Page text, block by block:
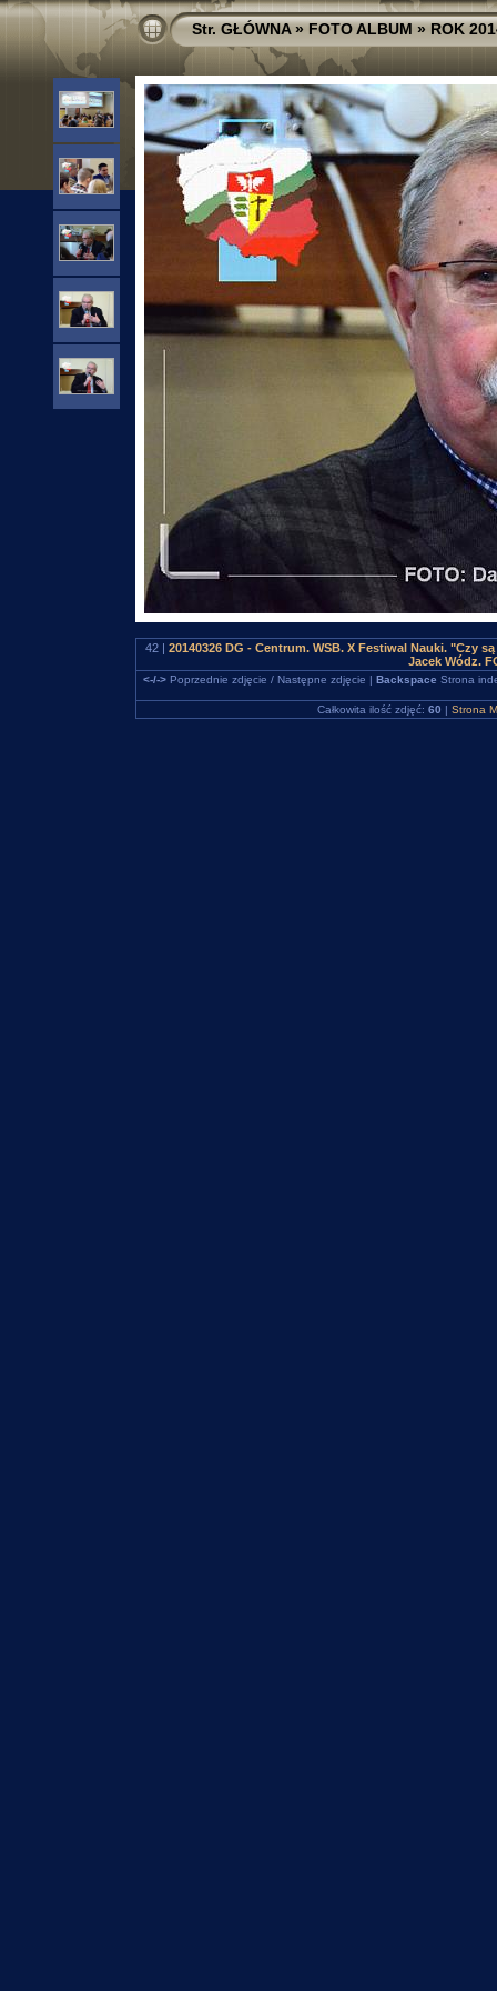
Str. GŁÓWNA»FOTO ALBUM»ROK
42 | 20140326 DG - Centrum. WSB. X Festiwal Nauki. "Czy
Jacek Wódz.
<-/->Poprzednie zdjęcie / Następne zdjęcie | Backspace Strona
Całkowita ilość zdjęć: 60 | Strona